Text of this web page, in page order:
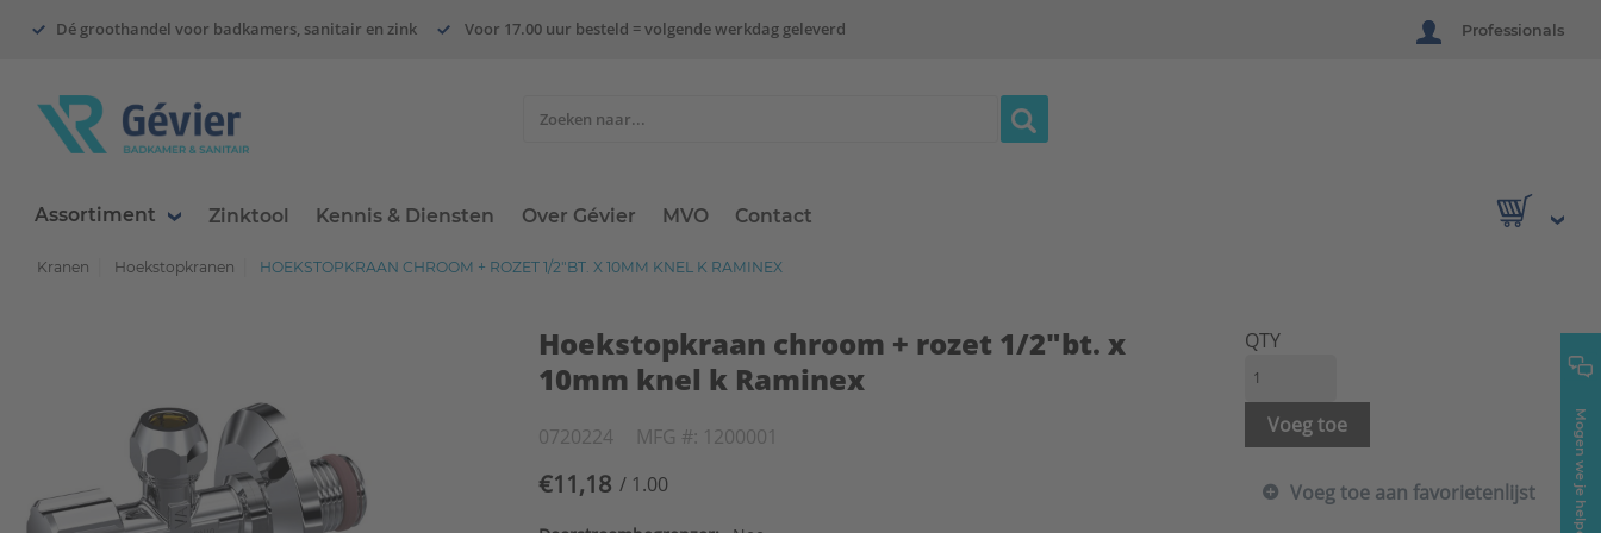
Dé groothandel voor badkamers, sanitair en zink Voor 17.00 uur besteld = volgende werkdag geleverd Professionals
Assortiment Zinktool Kennis & Diensten Over Gévier MVO Contact
Mogen we je helpen?
Kranen Hoekstopkranen HOEKSTOPKRAAN CHROOM + ROZET 1/2"BT. X 10MM KNEL K RAMINEX
Hoekstopkraan chroom + rozet 1/2"bt. x
10mm knel k Raminex
0720224 MFG #: 1200001
€11,18 / 1.00
QTY
Voeg toe
Voeg toe aan favorietenlijst